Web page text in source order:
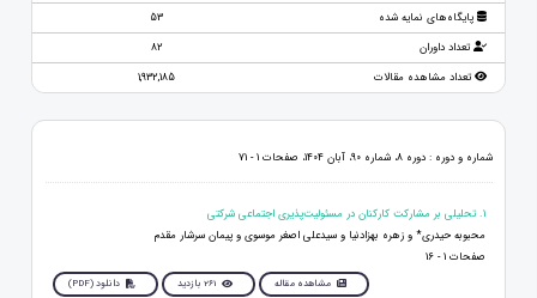
پایگاه‌های نمایه شده
53
تعداد داوران
82
تعداد مشاهده مقالات
1,932,185
شماره و دوره : دوره 8، شماره 90، آبان 1404، صفحات 1 - 71
1. تحلیلی بر مشارکت کارکنان در مسئولیت‌پذیری اجتماعی شرکتی
محبوبه حیدری* و زهره بهزادنیا و سیدعلی اصغر موسوی و پیمان سرشار مقدم
صفحات 1 - 16
مشاهده مقاله 261 بازدید دانلود (PDF)